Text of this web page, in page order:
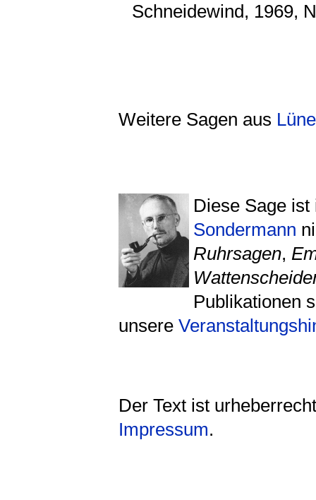
Schneidewind, 1969,
Weitere Sagen aus
Diese Sage
Sondermann
Ruhrsagen,
Publikationen
unsere
Der Text ist
Impressum.